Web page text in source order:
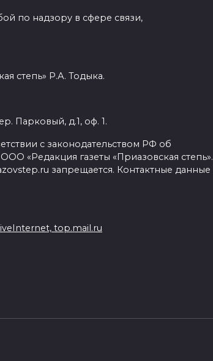
по надзору в сфере связи,
степь» Р.А. Тодыка.
Парковый, д.1, оф. 1.
с законодательством РФ об
«Редакция газеты «Приазовская степь».
запрещается. Контактные данные
top.mail.ru